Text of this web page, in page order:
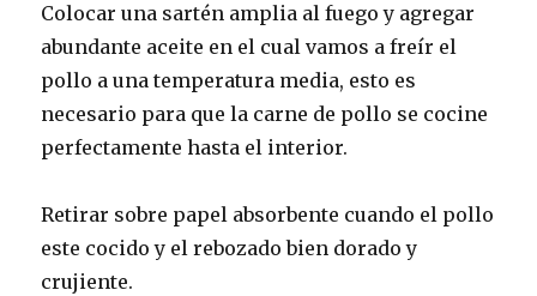
Colocar una sartén amplia al fuego y agregar
abundante aceite en el cual vamos a freír el
pollo a una temperatura media, esto es
necesario para que la carne de pollo se cocine
perfectamente hasta el interior.
Retirar sobre papel absorbente cuando el pollo
este cocido y el rebozado bien dorado y
crujiente.